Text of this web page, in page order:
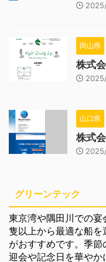
岡山県
株式
山口県
株式
グリーンテック
東京湾や隅田川での
隻以上から最適な船を
がおすすめです。季
迎会や記念日を華やか